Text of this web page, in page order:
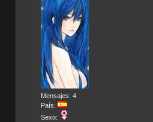
Mensajes: 4
País:
Sexo: